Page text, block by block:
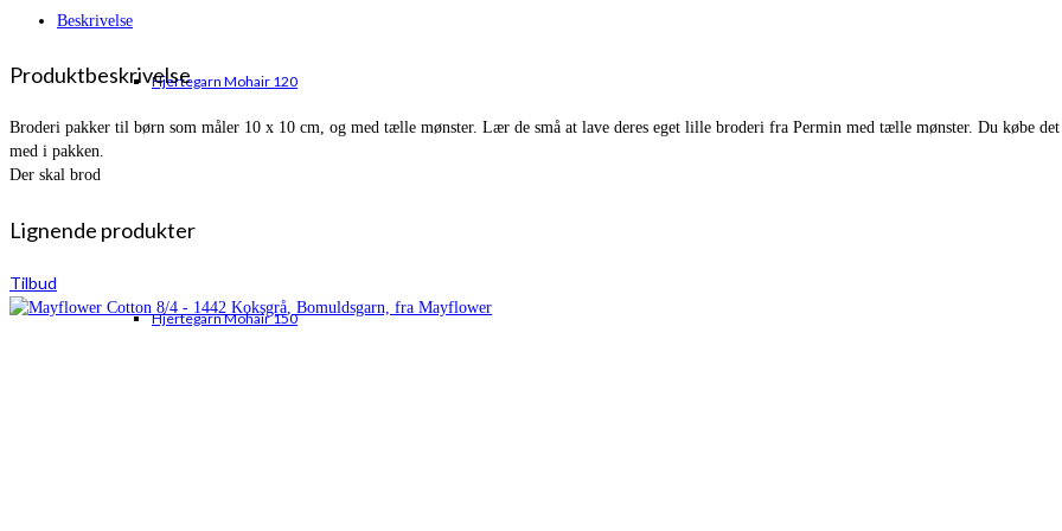
Hjertegarn Mohair 120
Hjertegarn Mohair 150
Beskrivelse
Produktbeskrivelse
Broderi pakker til børn som måler 10 x 10 cm, og med tælle mønster. Lær de små at lave deres eget lille broderi fra Permin med tælle mønster. Du købe
med i pakken.
Der skal brod
Lignende produkter
Tilbud